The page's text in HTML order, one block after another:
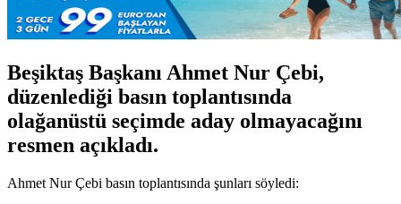
Beşiktaş Başkanı Ahmet Nur Çebi,
düzenlediği basın toplantısında
olağanüstü seçimde aday olmayacağını
resmen açıkladı.
Ahmet Nur Çebi basın toplantısında şunları söyledi: